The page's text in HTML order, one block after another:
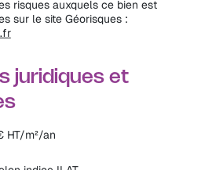
risques auxquels ce bien est
sur le site Géorisques :
juridiques et
HT/m²/an